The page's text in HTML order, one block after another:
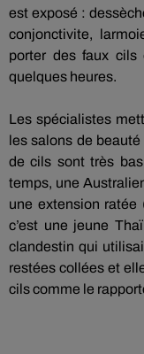
est exposé : d
conjonctivite,
porter des faux cils
quelques heures.
Les spécialistes
les salons de
de cils sont très
temps, une
une extension ratée
c’est une jeune
clandestin qui
restées collées et
cils comme le